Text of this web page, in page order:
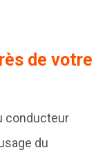
du